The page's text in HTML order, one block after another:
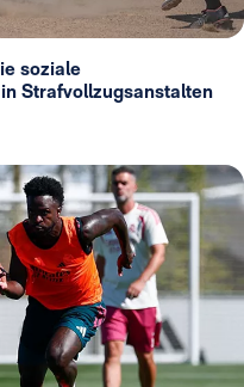
soziale
Strafvollzugsanstalten